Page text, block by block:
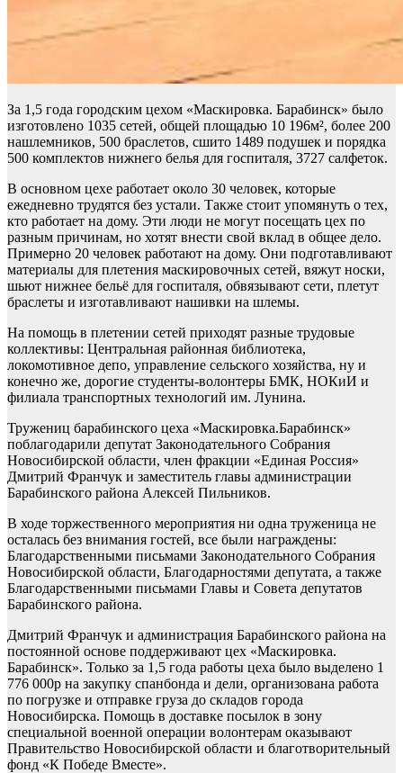
За 1,5 года городским цехом «Маскировка. Барабинск» было
изготовлено 1035 сетей, общей площадью 10 196м², более 200
нашлемников, 500 браслетов, сшито 1489 подушек и порядка
500 комплектов нижнего белья для госпиталя, 3727 салфеток.
В основном цехе работает около 30 человек, которые
ежедневно трудятся без устали. Также стоит упомянуть о тех,
кто работает на дому. Эти люди не могут посещать цех по
разным причинам, но хотят внести свой вклад в общее дело.
Примерно 20 человек работают на дому. Они подготавливают
материалы для плетения маскировочных сетей, вяжут носки,
шьют нижнее бельё для госпиталя, обвязывают сети, плетут
браслеты и изготавливают нашивки на шлемы.
На помощь в плетении сетей приходят разные трудовые
коллективы: Центральная районная библиотека,
локомотивное депо, управление сельского хозяйства, ну и
конечно же, дорогие студенты-волонтеры БМК, НОКиИ и
филиала транспортных технологий им. Лунина.
Тружениц барабинского цеха «Маскировка.Барабинск»
поблагодарили депутат Законодательного Собрания
Новосибирской области, член фракции «Единая Россия»
Дмитрий Франчук и заместитель главы администрации
Барабинского района Алексей Пильников.
В ходе торжественного мероприятия ни одна труженица не
осталась без внимания гостей, все были награждены:
Благодарственными письмами Законодательного Собрания
Новосибирской области, Благодарностями депутата, а также
Благодарственными письмами Главы и Совета депутатов
Барабинского района.
Дмитрий Франчук и администрация Барабинского района на
постоянной основе поддерживают цех «Маскировка.
Барабинск». Только за 1,5 года работы цеха было выделено 1
776 000р на закупку спанбонда и дели, организована работа
по погрузке и отправке груза до складов города
Новосибирска. Помощь в доставке посылок в зону
специальной военной операции волонтерам оказывают
Правительство Новосибирской области и благотворительный
фонд «К Победе Вместе».